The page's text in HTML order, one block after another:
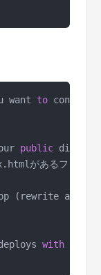
want to
public
があるフォルダ
(rewrite all
with